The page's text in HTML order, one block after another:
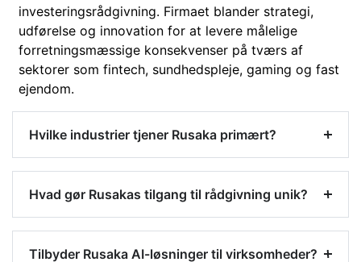
investeringsrådgivning. Firmaet blander strategi,
udførelse og innovation for at levere målelige
forretningsmæssige konsekvenser på tværs af
sektorer som fintech, sundhedspleje, gaming og fast
ejendom.
Hvilke industrier tjener Rusaka primært?
Hvad gør Rusakas tilgang til rådgivning unik?
Tilbyder Rusaka AI-løsninger til virksomheder?